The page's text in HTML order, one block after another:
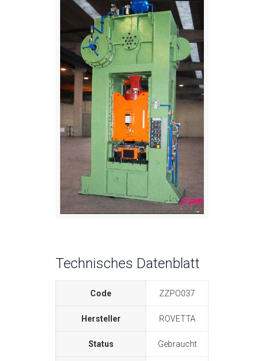
Technisches Datenblatt
Code ZZPO037
Hersteller ROVETTA
Status Gebraucht